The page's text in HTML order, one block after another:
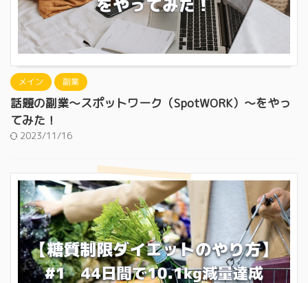
メイン 副業
話題の副業〜スポットワーク（SpotWORK）〜をやっ
てみた！
2023/11/16